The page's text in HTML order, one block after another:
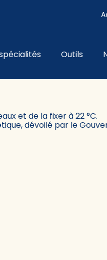
Outils
!
et de la fixer à 22 °C.
dévoilé par le